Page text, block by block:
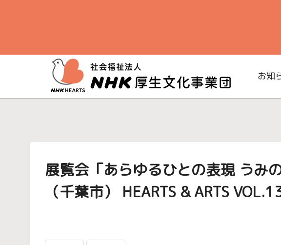
ツ
お知
展覧会「あらゆるひとの表現 うみ
（千葉市） HEARTS & ARTS